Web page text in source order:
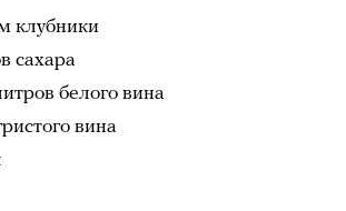
клубники
сахара
белого вина
вина